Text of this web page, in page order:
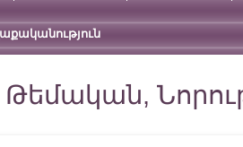
Թեմական,